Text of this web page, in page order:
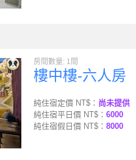
房間數量: 1間
樓中樓-六人房
純住宿定價 NT$： 尚未提供
純住宿平日價 NT$： 6000
純住宿假日價 NT$： 8000